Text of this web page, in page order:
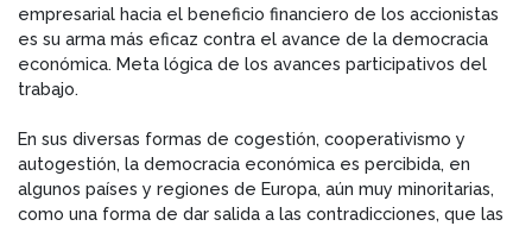
empresarial hacia el beneficio financiero de los accionistas
es su arma más eficaz contra el avance de la democracia
económica. Meta lógica de los avances participativos del
trabajo.
En sus diversas formas de cogestión, cooperativismo y
autogestión, la democracia económica es percibida, en
algunos países y regiones de Europa, aún muy minoritarias,
como una forma de dar salida a las contradicciones, que las